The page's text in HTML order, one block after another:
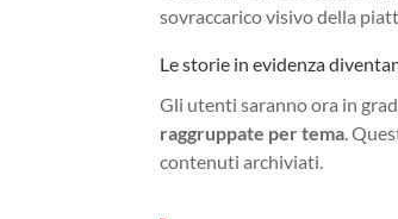
sovraccarico visivo della
Le storie in evidenza
Gli utenti saranno ora in
raggruppate per tema .
contenuti archiviati.